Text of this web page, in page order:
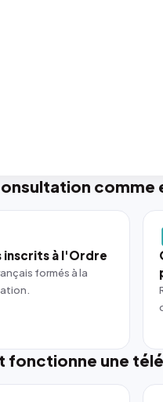
comme
inscrits à l'Ordre
formés à la
fonctionne une